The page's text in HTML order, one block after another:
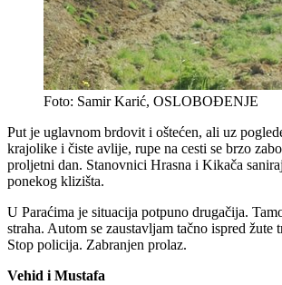
Foto: Samir Karić, OSLOBOĐENJE
Put je uglavnom brdovit i oštećen, ali uz
krajolike i čiste avlije, rupe na cesti se brzo
proljetni dan. Stanovnici Hrasna i Kikača
ponekog klizišta.
U Paraćima je situacija potpuno drugačija.
straha. Autom se zaustavljam tačno ispred žute
Stop policija. Zabranjen prolaz.
Vehid i Mustafa